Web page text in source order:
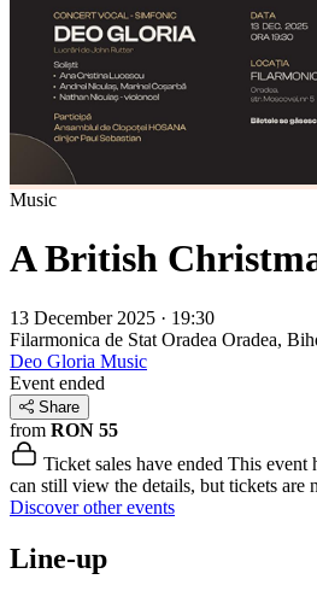
Music
A British
13 December 2025 · 19:30
Filarmonica de Stat Oradea Oradea,
Deo Gloria Music
Event ended
Share
from RON 55
Ticket sales have ended This event
can still view the details, but tickets are
Discover other events
Line-up